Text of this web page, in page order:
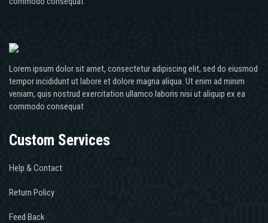
Lorem ipsum dolor sit amet, consectetur adipiscing elit, sed do eiusmod
tempor incididunt ut labore et dolore magna aliqua. Ut enim ad minim
veniam, quis nostrud exercitation ullamco laboris nisi ut aliquip ex ea
commodo consequat
Custom Services
Help & Contact
Return Policy
Feed Back